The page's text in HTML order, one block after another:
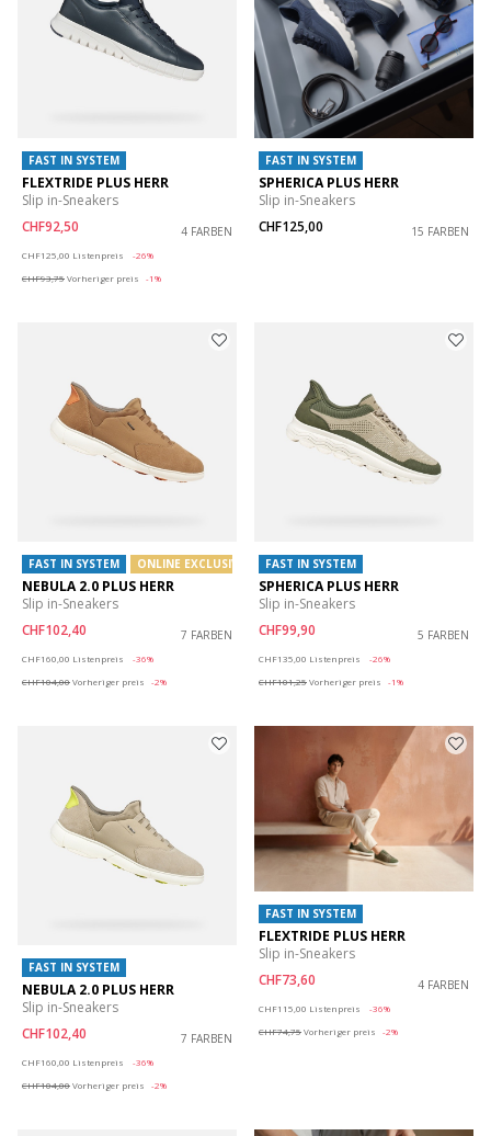
FAST IN SYSTEM
FLEXTRIDE PLUS HERR
Slip in-Sneakers
CHF92,50
4 FARBEN
CHF125,00 Listenpreis
-26%
CHF93,75Vorheriger preis -1%
FAST IN SYSTEM
SPHERICA PLUS HERR
Slip in-Sneakers
CHF125,00
15 FARBEN
FAST IN SYSTEM ONLINE EXCLUSIVE
NEBULA 2.0 PLUS HERR
Slip in-Sneakers
CHF102,40
7 FARBEN
CHF160,00 Listenpreis
-36%
CHF104,00Vorheriger preis -2%
FAST IN SYSTEM
SPHERICA PLUS HERR
Slip in-Sneakers
CHF99,90
5 FARBEN
CHF135,00 Listenpreis
-26%
CHF101,25Vorheriger preis -1%
FAST IN SYSTEM
NEBULA 2.0 PLUS HERR
Slip in-Sneakers
CHF102,40
7 FARBEN
CHF160,00 Listenpreis
-36%
CHF104,00Vorheriger preis -2%
FAST IN SYSTEM
FLEXTRIDE PLUS HERR
Slip in-Sneakers
CHF73,60
4 FARBEN
CHF115,00 Listenpreis
-36%
CHF74,75Vorheriger preis -2%